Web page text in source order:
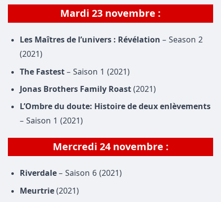
Mardi 23 novembre :
Les Maîtres de l’univers : Révélation – Season 2
(2021)
The Fastest – Saison 1 (2021)
Jonas Brothers Family Roast (2021)
L’Ombre du doute: Histoire de deux enlèvements
– Saison 1 (2021)
Mercredi 24 novembre :
Riverdale – Saison 6 (2021)
Meurtrie (2021)